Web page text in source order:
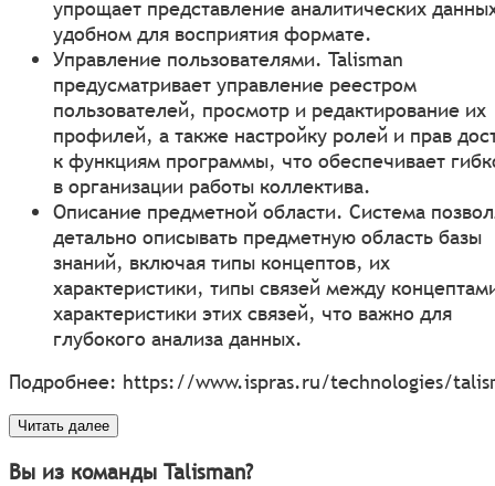
упрощает представление аналитических
удобном для восприятия формате.
Управление пользователями. Talisman
предусматривает управление реестром
пользователей, просмотр и редактирование их
профилей, а также настройку ролей и прав
к функциям программы, что обеспечивает
в организации работы коллектива.
Описание предметной области. Система
детально описывать предметную область базы
знаний, включая типы концептов, их
характеристики, типы связей между
характеристики этих связей, что важно для
глубокого анализа данных.
Подробнее: https://www.ispras.ru/technologies/
Читать далее
Вы из команды Talisman?